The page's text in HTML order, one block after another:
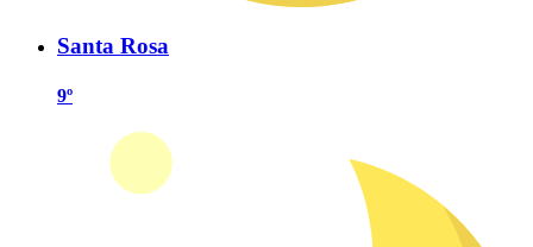
Santa Rosa
9º